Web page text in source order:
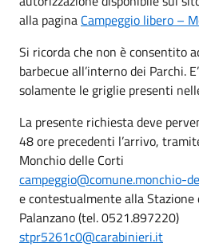
alla pagina Campeggio libero –
Si ricorda che non è consentito
barbecue all’interno dei Parchi.
solamente le griglie presenti
La presente richiesta deve
48 ore precedenti l’arrivo,
Monchio delle Corti
campeggio@comune.monchio-
e contestualmente alla Stazione
Palanzano (tel. 0521.897220)
stpr5261c0@carabinieri.it